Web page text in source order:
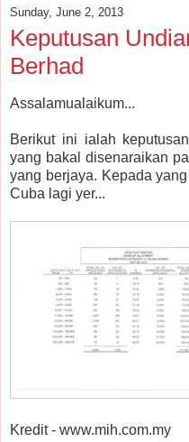
Sunday, June 2, 2013
Keputusan
Berhad
Assalamualaikum...
Berikut ini ialah
yang bakal disenaraikan
yang berjaya. Kepada
Cuba lagi yer...
Kredit - www.mih.com.my